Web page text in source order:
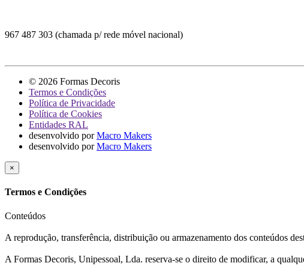
967 487 303 (chamada p/ rede móvel nacional)
© 2026 Formas Decoris
Termos e Condições
Política de Privacidade
Política de Cookies
Entidades RAL
desenvolvido porMacro Makers
desenvolvido porMacro Makers
×
Termos e Condições
Conteúdos
A reprodução, transferência, distribuição ou armazenamento dos conteúdos
A Formas Decoris, Unipessoal, Lda. reserva-se o direito de modificar, a